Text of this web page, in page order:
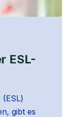
ESL-
gibt es